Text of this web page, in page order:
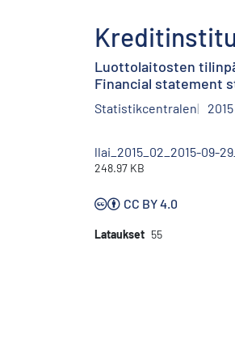
Luottolaitosten
Financial statement
Statistikcentralen 2015
llai_2015_02_2015-09-
248.97 KB
CC BY 4.0
Lataukset 55